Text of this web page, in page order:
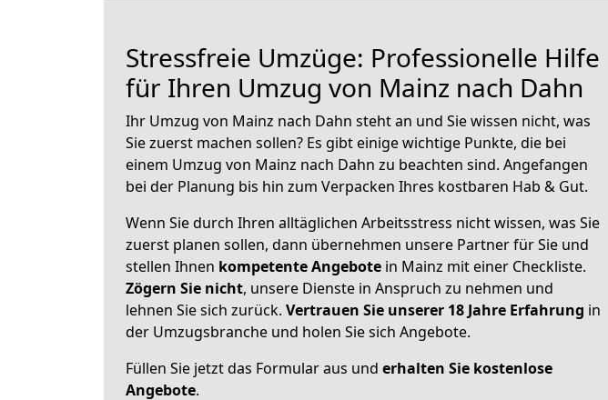
Stressfreie Umzüge: Professionelle Hilfe
für Ihren Umzug von Mainz nach Dahn
Ihr Umzug von Mainz nach Dahn steht an und Sie wissen nicht, was
Sie zuerst machen sollen? Es gibt einige wichtige Punkte, die bei
einem Umzug von Mainz nach Dahn zu beachten sind. Angefangen
bei der Planung bis hin zum Verpacken Ihres kostbaren Hab & Gut.
Wenn Sie durch Ihren alltäglichen Arbeitsstress nicht wissen, was Sie
zuerst planen sollen, dann übernehmen unsere Partner für Sie und
stellen Ihnen kompetente Angebote in Mainz mit einer Checkliste.
Zögern Sie nicht, unsere Dienste in Anspruch zu nehmen und
lehnen Sie sich zurück. Vertrauen Sie unserer 18 Jahre Erfahrung in
der Umzugsbranche und holen Sie sich Angebote.
Füllen Sie jetzt das Formular aus und erhalten Sie kostenlose
Angebote.